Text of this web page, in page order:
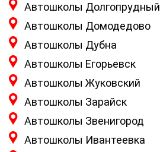
Автошколы Долгопрудный
Автошколы Домодедово
Автошколы Дубна
Автошколы Егорьевск
Автошколы Жуковский
Автошколы Зарайск
Автошколы Звенигород
Автошколы Ивантеевка